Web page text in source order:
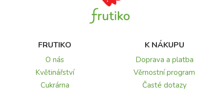
FRUTIKO
O nás
Květinářství
Cukrárna
K NÁKUPU
Doprava a platba
Věrnostní program
Časté dotazy